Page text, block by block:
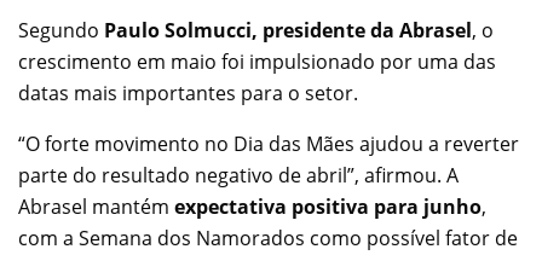
Segundo Paulo Solmucci, presidente da Abrasel, o
crescimento em maio foi impulsionado por uma das
datas mais importantes para o setor.
“O forte movimento no Dia das Mães ajudou a reverter
parte do resultado negativo de abril”, afirmou. A
Abrasel mantém expectativa positiva para junho,
com a Semana dos Namorados como possível fator de